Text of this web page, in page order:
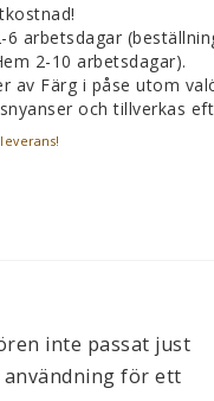
6 arbetsdagar
2-10 arbetsdagar).
av Färg i påse utom
och tillverkas
inte passat just
användning för ett